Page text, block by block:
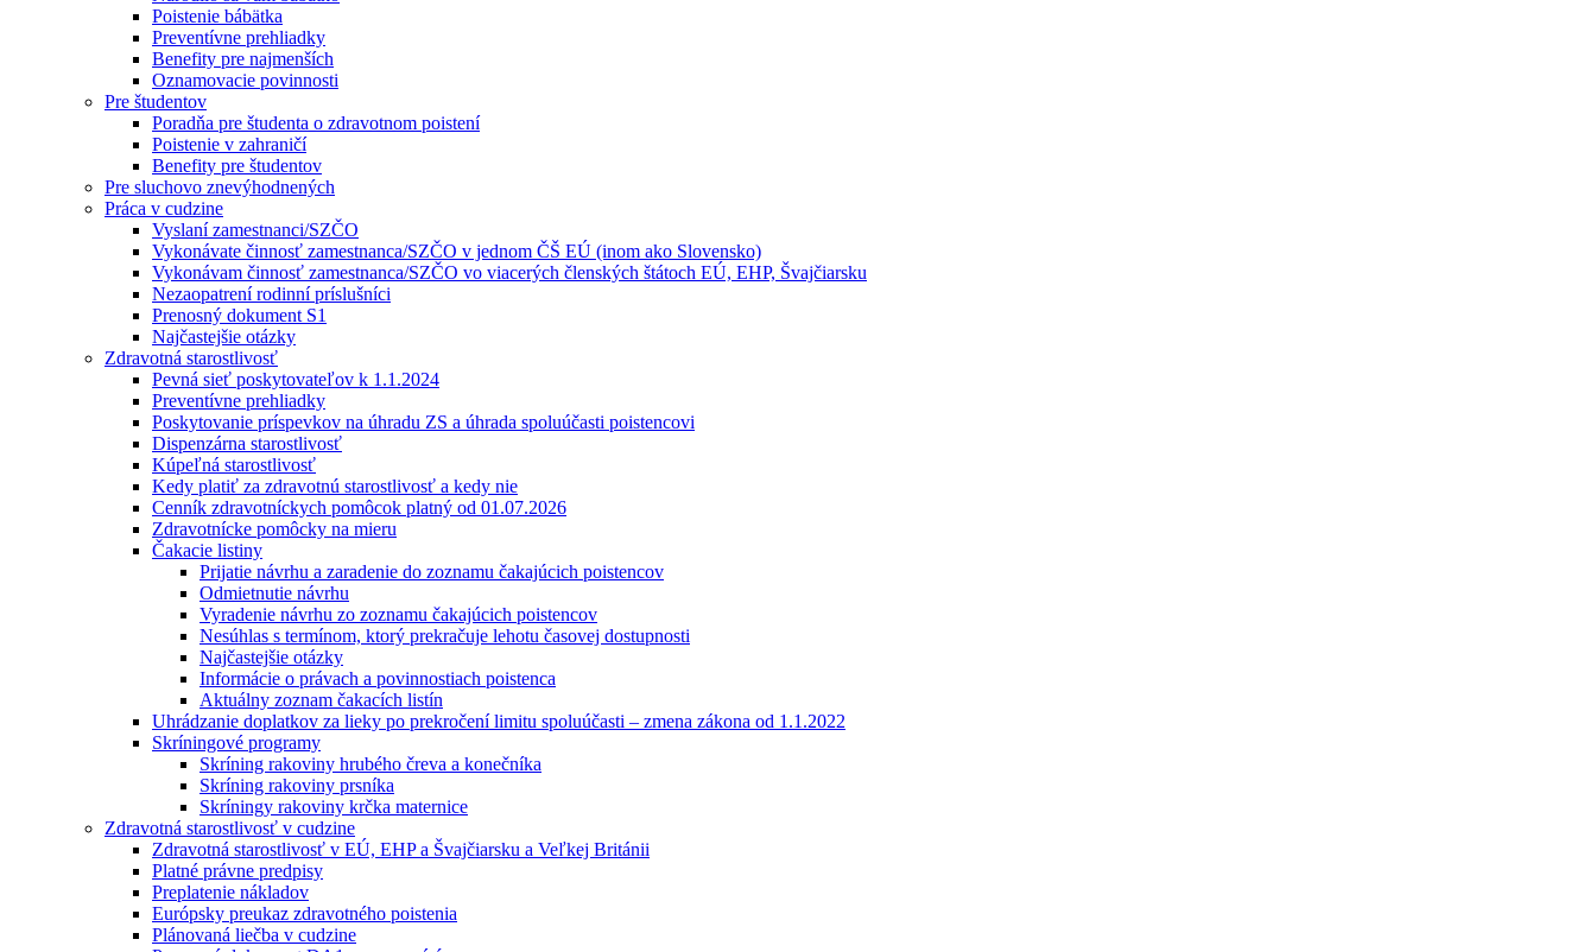
Poistenie bábätka
Preventívne prehliadky
Benefity pre najmenších
Oznamovacie povinnosti
Pre študentov
Poradňa pre študenta o zdravotnom poistení
Poistenie v zahraničí
Benefity pre študentov
Pre sluchovo znevýhodnených
Práca v cudzine
Vyslaní zamestnanci/SZČO
Vykonávate činnosť zamestnanca/SZČO v jednom ČŠ EÚ (inom ako Slovensko)
Vykonávam činnosť zamestnanca/SZČO vo viacerých členských štátoch EÚ, EHP, Švajčiarsku
Nezaopatrení rodinní príslušníci
Prenosný dokument S1
Najčastejšie otázky
Zdravotná starostlivosť
Pevná sieť poskytovateľov k 1.1.2024
Preventívne prehliadky
Poskytovanie príspevkov na úhradu ZS a úhrada spoluúčasti poistencovi
Dispenzárna starostlivosť
Kúpeľná starostlivosť
Kedy platiť za zdravotnú starostlivosť a kedy nie
Cenník zdravotníckych pomôcok platný od 01.07.2026
Zdravotnícke pomôcky na mieru
Čakacie listiny
Prijatie návrhu a zaradenie do zoznamu čakajúcich poistencov
Odmietnutie návrhu
Vyradenie návrhu zo zoznamu čakajúcich poistencov
Nesúhlas s termínom, ktorý prekračuje lehotu časovej dostupnosti
Najčastejšie otázky
Informácie o právach a povinnostiach poistenca
Aktuálny zoznam čakacích listín
Uhrádzanie doplatkov za lieky po prekročení limitu spoluúčasti – zmena zákona od 1.1.2022
Skríningové programy
Skríning rakoviny hrubého čreva a konečníka
Skríning rakoviny prsníka
Skríningy rakoviny krčka maternice
Zdravotná starostlivosť v cudzine
Zdravotná starostlivosť v EÚ, EHP a Švajčiarsku a Veľkej Británii
Platné právne predpisy
Preplatenie nákladov
Európsky preukaz zdravotného poistenia
Plánovaná liečba v cudzine